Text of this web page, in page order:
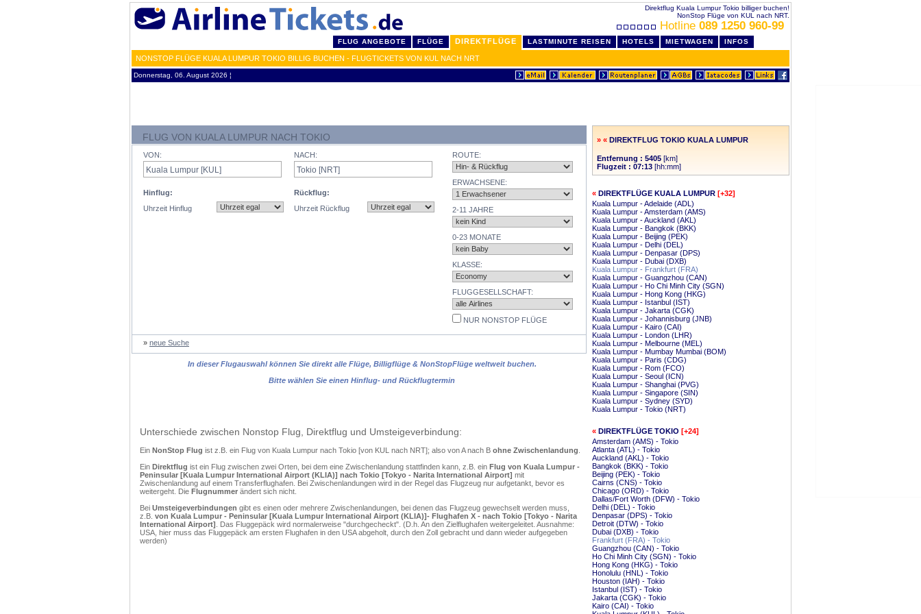
Direktflug Kuala Lumpur Tokio billiger buchen!
NonStop Flüge von KUL nach NRT.
Hotline 089 1250 960-99
FLUG ANGEBOTE FLÜGE DIREKTFLÜGE LASTMINUTE REISEN HOTELS MIETWAGEN INFOS
NONSTOP FLÜGE KUALA LUMPUR TOKIO BILLIG BUCHEN - FLUGTICKETS VON KUL NACH NRT
Donnerstag, 06. August 2026 ¦
FLUG VON KUALA LUMPUR NACH TOKIO
VON:
Hinflug:
Uhrzeit Hinflug
NACH:
Rückflug:
Uhrzeit Rückflug
ROUTE:
ERWACHSENE:
2-11 JAHRE
0-23 MONATE
KLASSE:
FLUGGESELLSCHAFT:
NUR NONSTOP FLÜGE
» neue Suche
In dieser Flugauswahl können Sie direkt alle Flüge, Billigflüge & NonStopFlüge weltweit buchen.
Bitte wählen Sie einen Hinflug- und Rückflugtermin
Unterschiede zwischen Nonstop Flug, Direktflug und Umsteigeverbindung:
Ein NonStop Flug ist z.B. ein Flug von Kuala Lumpur nach Tokio [von KUL nach NRT]; also von A nach B ohne Zwischenlandung
Ein Direktflug ist ein Flug zwischen zwei Orten, bei dem eine Zwischenlandung stattfinden kann, z.B. ein Flug von Kuala Lumpur -
Peninsular [Kuala Lumpur International Airport (KLIA)] nach Tokio [Tokyo - Narita International Airport] mit
Zwischenlandung auf einem Transferflughafen. Bei Zwischenlandungen wird in der Regel das Flugzeug nur aufgetankt, bevor es
weitergeht. Die Flugnummer ändert sich nicht.
Bei Umsteigeverbindungen gibt es einen oder mehrere Zwischenlandungen, bei denen das Flugzeug gewechselt werden muss,
z.B. von Kuala Lumpur - Peninsular [Kuala Lumpur International Airport (KLIA)]- Flughafen X - nach Tokio [Tokyo - Narita
International Airport] . Das Fluggepäck wird normalerweise "durchgecheckt". (D.h. An den Zielflughafen weitergeleitet. Ausnahme:
USA, hier muss das Fluggepäck am ersten Flughafen in den USA abgeholt, durch den Zoll gebracht und dann wieder aufgegeben
werden)
» « DIREKTFLUG TOKIO KUALA LUMPUR
Entfernung : 5405 [km]
Flugzeit : 07:13 [hh:mm]
« DIREKTFLÜGE KUALA LUMPUR [+32]
Kuala Lumpur - Adelaide (ADL)
Kuala Lumpur - Amsterdam (AMS)
Kuala Lumpur - Auckland (AKL)
Kuala Lumpur - Bangkok (BKK)
Kuala Lumpur - Beijing (PEK)
Kuala Lumpur - Delhi (DEL)
Kuala Lumpur - Denpasar (DPS)
Kuala Lumpur - Dubai (DXB)
Kuala Lumpur - Frankfurt (FRA)
Kuala Lumpur - Guangzhou (CAN)
Kuala Lumpur - Ho Chi Minh City (SGN)
Kuala Lumpur - Hong Kong (HKG)
Kuala Lumpur - Istanbul (IST)
Kuala Lumpur - Jakarta (CGK)
Kuala Lumpur - Johannisburg (JNB)
Kuala Lumpur - Kairo (CAI)
Kuala Lumpur - London (LHR)
Kuala Lumpur - Melbourne (MEL)
Kuala Lumpur - Mumbay Mumbai (BOM)
Kuala Lumpur - Paris (CDG)
Kuala Lumpur - Rom (FCO)
Kuala Lumpur - Seoul (ICN)
Kuala Lumpur - Shanghai (PVG)
Kuala Lumpur - Singapore (SIN)
Kuala Lumpur - Sydney (SYD)
Kuala Lumpur - Tokio (NRT)
« DIREKTFLÜGE TOKIO [+24]
Amsterdam (AMS) - Tokio
Atlanta (ATL) - Tokio
Auckland (AKL) - Tokio
Bangkok (BKK) - Tokio
Beijing (PEK) - Tokio
Cairns (CNS) - Tokio
Chicago (ORD) - Tokio
Dallas/Fort Worth (DFW) - Tokio
Delhi (DEL) - Tokio
Denpasar (DPS) - Tokio
Detroit (DTW) - Tokio
Dubai (DXB) - Tokio
Frankfurt (FRA) - Tokio
Guangzhou (CAN) - Tokio
Ho Chi Minh City (SGN) - Tokio
Hong Kong (HKG) - Tokio
Honolulu (HNL) - Tokio
Houston (IAH) - Tokio
Istanbul (IST) - Tokio
Jakarta (CGK) - Tokio
Kairo (CAI) - Tokio